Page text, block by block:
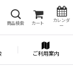
商品検索 カート
カレンダ
ー
ご利用案内